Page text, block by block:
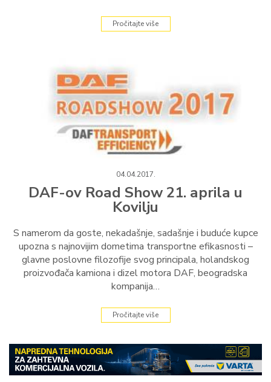
Pročitajte više
04.04.2017.
DAF-ov Road Show 21. aprila u
Kovilju
S namerom da goste, nekadašnje, sadašnje i buduće kupce
upozna s najnovijim dometima transportne efikasnosti –
glavne poslovne filozofije svog principala, holandskog
proizvođača kamiona i dizel motora DAF, beogradska
kompanija…
Pročitajte više